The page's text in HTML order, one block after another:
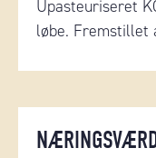
Upasteuriseret
løbe. Fremstillet